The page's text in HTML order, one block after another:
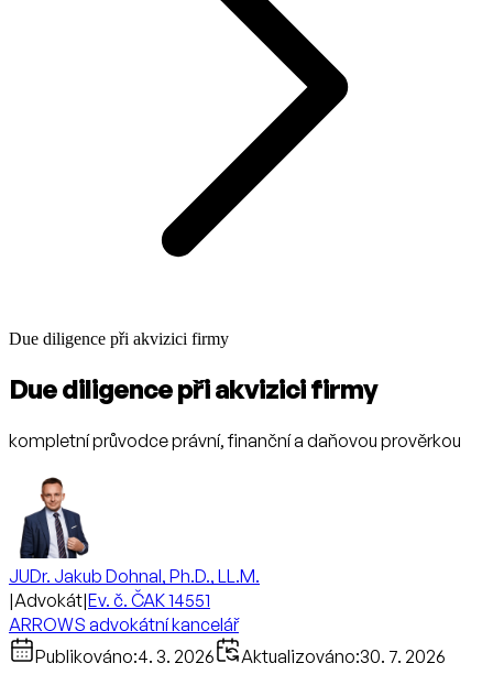
Due diligence při akvizici firmy
Due diligence při akvizici firmy
kompletní průvodce právní, finanční a daňovou prověrkou
JUDr. Jakub Dohnal, Ph.D., LL.M.
|Advokát|Ev. č. ČAK 14551
ARROWS advokátní kancelář
Publikováno:4. 3. 2026 Aktualizováno:30. 7. 2026